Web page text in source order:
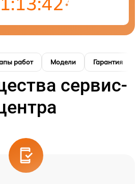
работ Модели Гарантия
сервис-